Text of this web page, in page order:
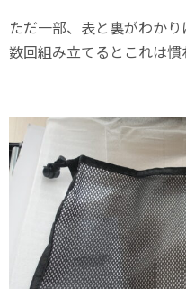
ただ一部、表と裏がわか
数回組み立てるとこれは慣